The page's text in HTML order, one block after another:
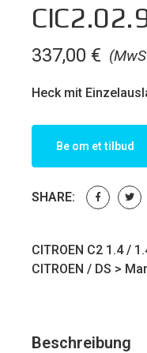
337,00 €
Heck mit
Be om et tilbud
SHARE:
CITROEN C2 1.4 /
CITROEN / DS >
Beschreibung